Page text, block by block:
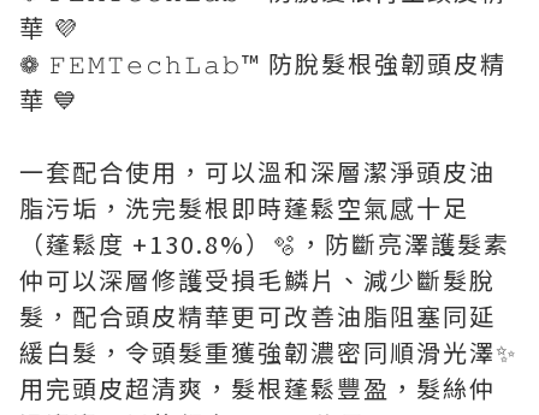
華 💜
❁ 𝙵𝙴𝙼𝚃𝚎𝚌𝚑𝙻𝚊𝚋™️ 防脫髮根強韌頭皮精
華 💙
一套配合使用，可以溫和深層潔淨頭皮油
脂污垢，洗完髮根即時蓬鬆空氣感十足
（蓬鬆度 +130.8%）🫧，防斷亮澤護髮素
仲可以深層修護受損毛鱗片、減少斷髮脫
髮，配合頭皮精華更可改善油脂阻塞同延
緩白髮，令頭髮重獲強韌濃密同順滑光澤✨
用完頭皮超清爽，髮根蓬鬆豐盈，髮絲仲